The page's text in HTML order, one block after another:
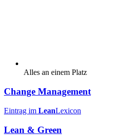
Alles an einem Platz
Change Management
Eintrag im LeanLexicon
Lean & Green